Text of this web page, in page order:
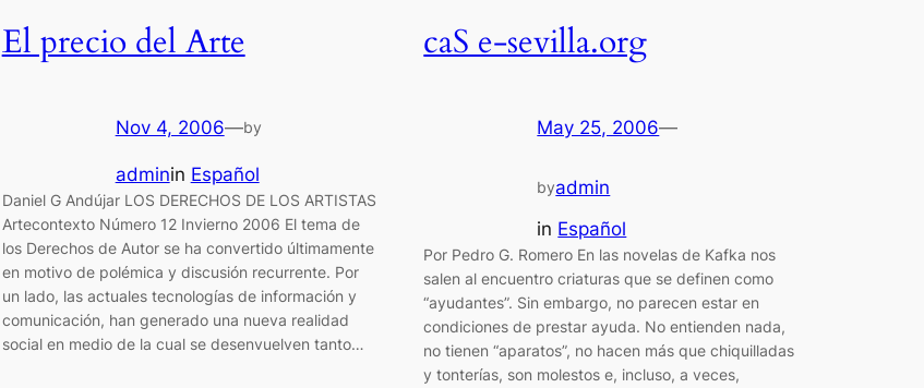
El precio del Arte
Nov 4, 2006—by
adminin Español
Daniel G Andújar LOS DERECHOS DE LOS ARTISTAS
Artecontexto Número 12 Invierno 2006 El tema de
los Derechos de Autor se ha convertido últimamente
en motivo de polémica y discusión recurrente. Por
un lado, las actuales tecnologías de información y
comunicación, han generado una nueva realidad
social en medio de la cual se desenvuelven tanto…
caS e-sevilla.org
May 25, 2006—
byadmin
in Español
Por Pedro G. Romero En las novelas de Kafka nos
salen al encuentro criaturas que se definen como
“ayudantes”. Sin embargo, no parecen estar en
condiciones de prestar ayuda. No entienden nada,
no tienen “aparatos”, no hacen más que chiquilladas
y tonterías, son molestos e, incluso, a veces,